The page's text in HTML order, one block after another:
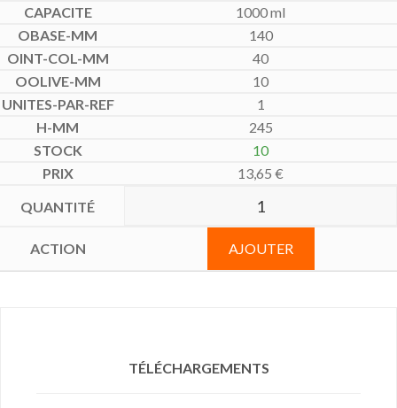
1000 ml
140
40
10
1
245
10
13,65 €
AJOUTER
TÉLÉCHARGEMENTS